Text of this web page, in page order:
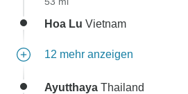
Hoa Lu Vietnam
12 mehr anzeigen
Ayutthaya Thailand